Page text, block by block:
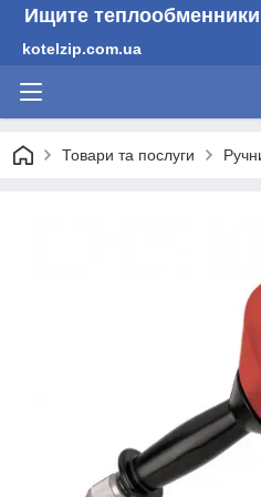
Ищите
kotelzip.com.ua
Товари та послуги